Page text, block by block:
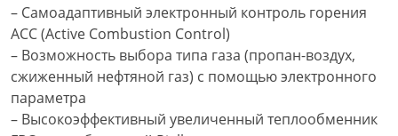
– Самоадаптивный электронный контроль горения
ACC (Active Combustion Control)
– Возможность выбора типа газа (пропан-воздух,
сжиженный нефтяной газ) с помощью электронного
параметра
– Высокоэффективный увеличенный теплообменник